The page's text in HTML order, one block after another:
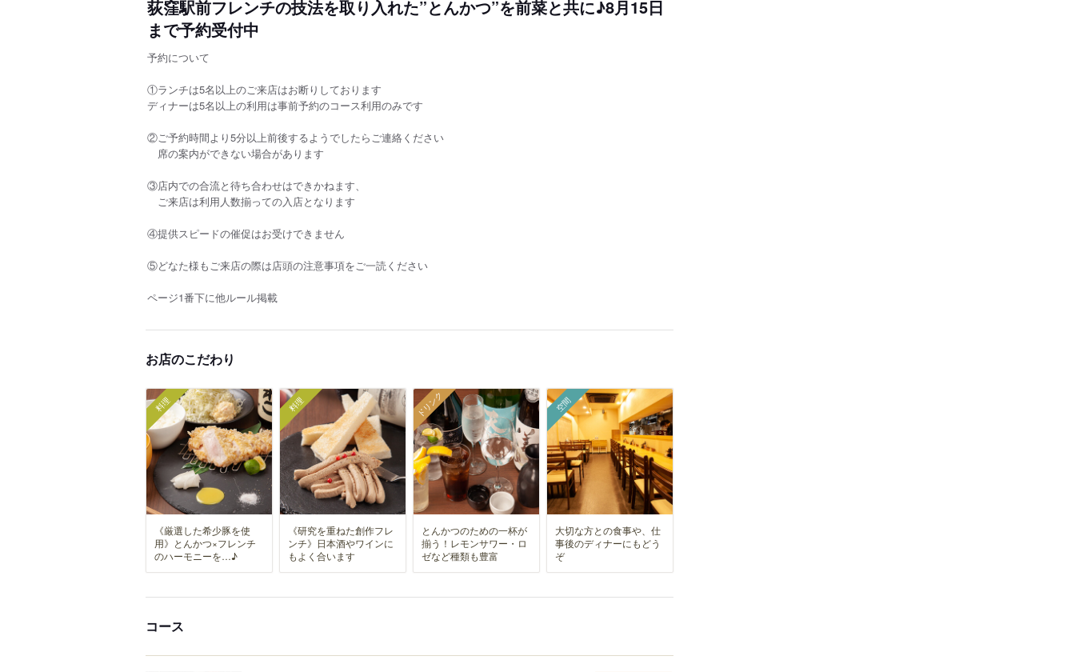
荻窪駅前フレンチの技法を取り入れた”とんかつ”を前菜と共に♪8月15日
まで予約受付中
予約について
①ランチは5名以上のご来店はお断りしております
ディナーは5名以上の利用は事前予約のコース利用のみです
②ご予約時間より5分以上前後するようでしたらご連絡ください
席の案内ができない場合があります
③店内での合流と待ち合わせはできかねます、
ご来店は利用人数揃っての入店となります
④提供スピードの催促はお受けできません
⑤どなた様もご来店の際は店頭の注意事項をご一読ください
ページ1番下に他ルール掲載
お店のこだわり
料理
《厳選した希少豚を使
用》とんかつ×フレンチ
のハーモニーを…♪
料理
《研究を重ねた創作フレ
ンチ》日本酒やワインに
もよく合います
ドリンク
とんかつのための一杯が
揃う！レモンサワー・ロ
ゼなど種類も豊富
空間
大切な方との食事や、仕
事後のディナーにもどう
ぞ
コース